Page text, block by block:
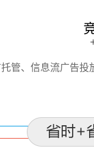
管、信息流广告投